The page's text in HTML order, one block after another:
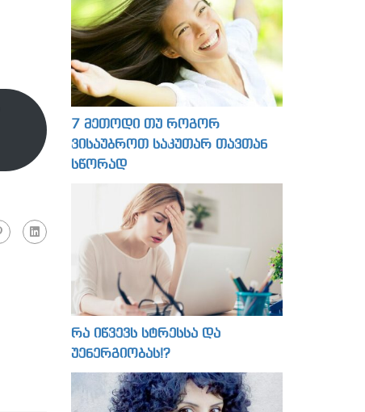
7 მეთოდი თუ როგორ
ვისაუბროთ საკუთარ თავთან
სწორად
რა იწვევს სტრესსა და
უენერგიობას!?